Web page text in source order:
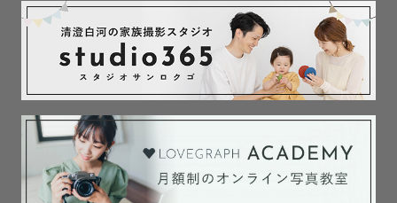
---------------------------------------------
2.【撮影日時】
平日・土日問わずご依頼をお受けしております！
平日は人も少なく撮影しやすいのでおすすめです💡
スケジュールが△や×になっている場合も、ぜひ一度ご相談
ください！